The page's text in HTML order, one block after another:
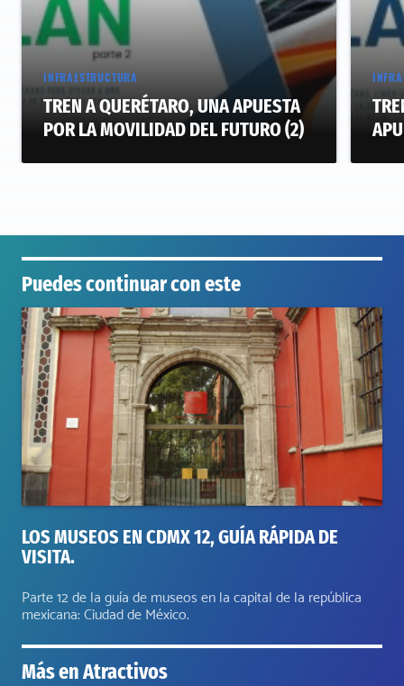
INFRAESTRUCTURA
TREN A QUERÉTARO, UNA APUESTA
POR LA MOVILIDAD DEL FUTURO (2)
Puedes continuar con este
LOS MUSEOS EN CDMX 12, GUÍA RÁPIDA DE
VISITA.
Parte 12 de la guía de museos en la capital de la república
mexicana: Ciudad de México.
Más enAtractivos